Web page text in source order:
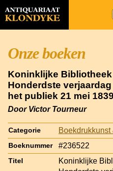
Onze boeken
Koninklijke
Honderdste
het publiek 21 mei 1839
Door Victor Tourneur
Categorie Boekdrukkunst
Boeknummer #236522
Titel
Koninklijke